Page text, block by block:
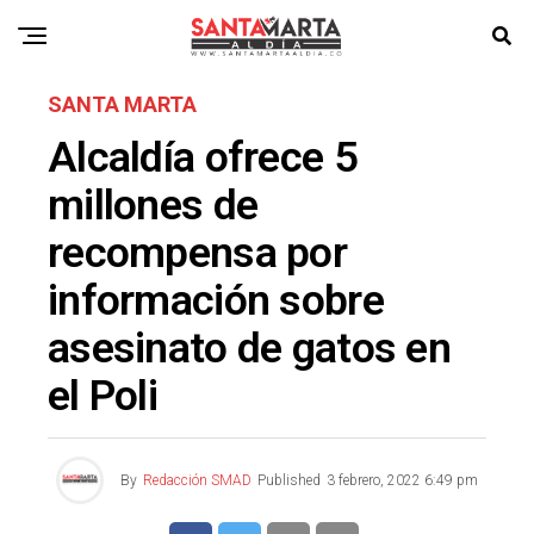
SANTA MARTA
Alcaldía ofrece 5
millones de
recompensa por
información sobre
asesinato de gatos en
el Poli
By Redacción SMAD Published 3 febrero, 2022 6:49 pm